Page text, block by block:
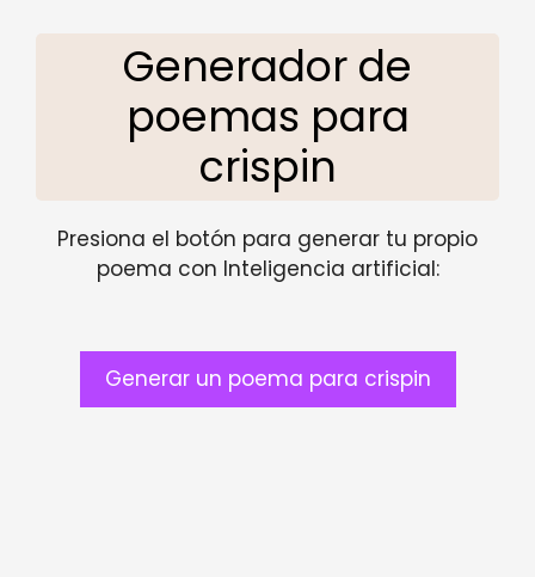
Generador de
poemas para
crispin
Presiona el botón para generar tu propio
poema con Inteligencia artificial:
Generar un poema para crispin